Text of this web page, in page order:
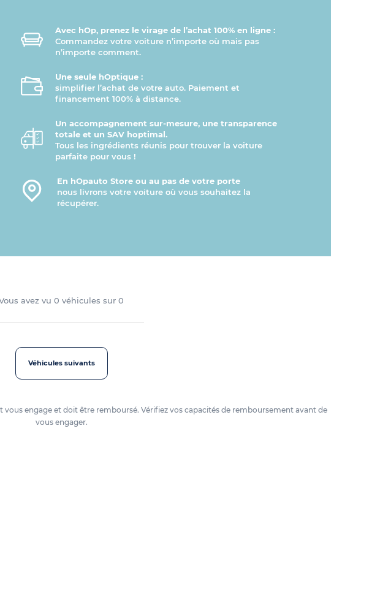
Avec hOp, prenez le virage de l’achat 100% en ligne :
Commandez votre voiture n’importe où mais pas
n’importe comment.
Une seule hOptique :
simplifier l’achat de votre auto. Paiement et
financement 100% à distance.
Un accompagnement sur-mesure, une transparence
totale et un SAV hoptimal.
Tous les ingrédients réunis pour trouver la voiture
parfaite pour vous !
En hOpauto Store ou au pas de votre porte
nous livrons votre voiture où vous souhaitez la
récupérer.
avez vu 0véhicules sur0
Véhicules suivants
vous engage et doit être remboursé. Vérifiez vos capacités de remboursement avant de
vous engager.